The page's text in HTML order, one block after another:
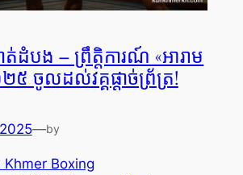
ាត់ដំបង – ព្រឹត្តិការណ៍ «អារាម
២៥ ចូលដល់វគ្គផ្ដាច់ព្រ័ត្រ!
2025—by
Khmer Boxing